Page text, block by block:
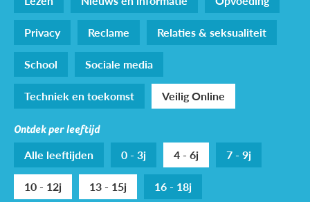
Privacy
Reclame
Relaties & seksualiteit
School
Sociale media
Techniek en toekomst
Veilig Online
Ontdek per leeftijd
Alle leeftijden 0 - 3j 4 - 6j
7 - 9j
10 - 12j
13 - 15j 16 - 18j